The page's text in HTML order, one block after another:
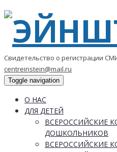
Свидетельство о регистрации
centreinstein@mail.ru
Toggle navigation
О НАС
ДЛЯ ДЕТЕЙ
ВСЕРОССИЙСКИЕ
ДОШКОЛЬНИКОВ
ВСЕРОССИЙСКИЕ